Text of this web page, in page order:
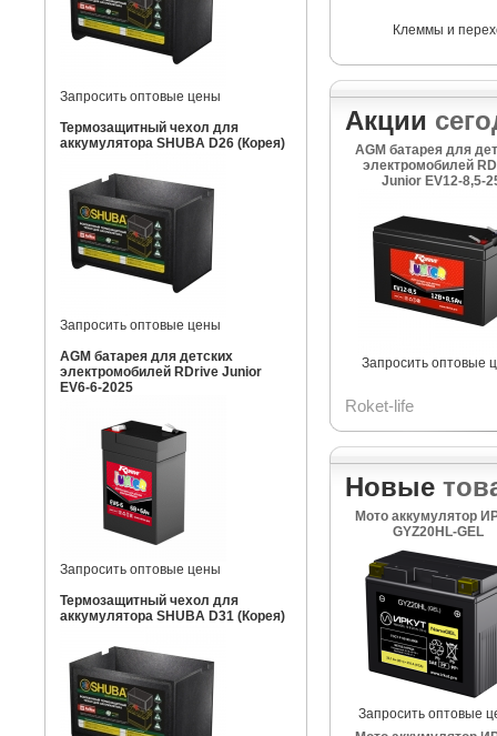
Запросить оптовые цены
Термозащитный чехол для
аккумулятора SHUBA D26 (Корея)
Запросить оптовые цены
AGM батарея для детских
электромобилей RDrive Junior
EV6-6-2025
Запросить оптовые цены
Термозащитный чехол для
аккумулятора SHUBA D31 (Корея)
Клеммы и
Акции
AGM батарея для
электромобилей
Junior EV12-8,5-
Запросить оптовые
Roket-life
Новые
Мото аккумулятор
GYZ20HL-GEL
Запросить оптовые